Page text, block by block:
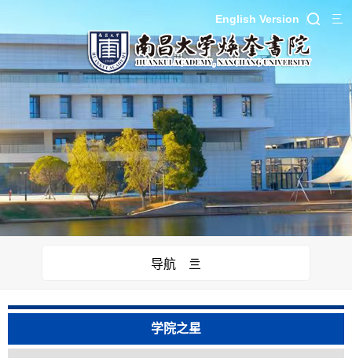
English Version
导航 亖
学院之星